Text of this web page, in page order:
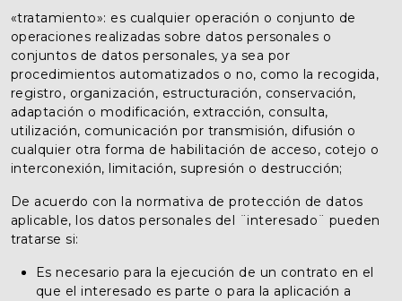
«tratamiento»: es cualquier operación o conjunto de
operaciones realizadas sobre datos personales o
conjuntos de datos personales, ya sea por
procedimientos automatizados o no, como la recogida,
registro, organización, estructuración, conservación,
adaptación o modificación, extracción, consulta,
utilización, comunicación por transmisión, difusión o
cualquier otra forma de habilitación de acceso, cotejo o
interconexión, limitación, supresión o destrucción;
De acuerdo con la normativa de protección de datos
aplicable, los datos personales del ¨interesado¨ pueden
tratarse si:
Es necesario para la ejecución de un contrato en el
que el interesado es parte o para la aplicación a